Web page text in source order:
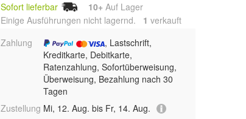
Sofort lieferbar 10+ Auf Lager
Einige Ausführungen nicht lagernd. 1 verkauft
Zahlung
, Lastschrift,
Kreditkarte, Debitkarte,
Ratenzahlung, Sofortüberweisung,
Überweisung, Bezahlung nach 30
Tagen
Zustellung Mi, 12. Aug. bis Fr, 14. Aug.